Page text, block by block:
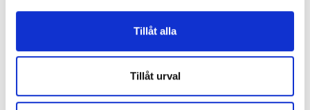
Tillåt alla
Tillåt urval
Därför trivs seniorer hos Actic